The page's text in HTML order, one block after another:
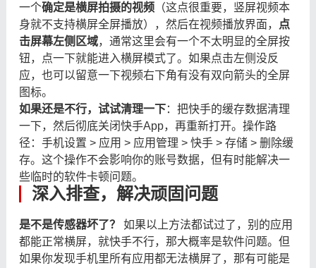
一个确定是横屏拍摄的视频（这点很重要，竖屏视频本
身就不支持横屏全屏播放），然后在视频播放界面，
点
击屏幕左侧区域，通常这里会有一个不太明显的全屏按
钮，点一下就能进入横屏模式了。如果点击左侧没反
应，也可以留意一下视频右下角有没有双向箭头的全屏
图标。
如果还是不行，试试清理一下：把快手的缓存数据清理
一下，然后彻底关闭快手App，再重新打开。操作路
径：手机设置 > 应用 > 应用管理 > 快手 > 存储 > 删除缓
存。这个操作不会影响你的账号数据，但有时能解决一
些临时的软件卡顿问题。
深入排查，解决顽固问题
是不是传感器坏了？
​ 如果以上方法都试过了，别的应用
都能正常横屏，就快手不行，那大概率是软件问题。但
如果你发现手机里所有应用都无法横屏了，那有可能是